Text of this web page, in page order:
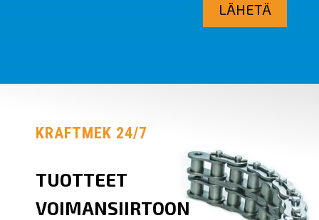
LÄHETÄ
KRAFTMEK 24/7
TUOTTEET
VOIMANSIIRTOON